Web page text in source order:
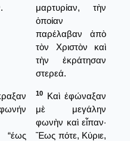
μαρτυρίαν, τὴν
ὁποίαν
παρέλαβαν ἀπὸ
τὸν Χριστὸν καὶ
τὴν ἐκράτησαν
στερεά.
“έως
10
Καὶ ἐφώναξαν
μὲ μεγάλην
φωνὴν καὶ εἶπαν·
Ἕως πότε, Κύριε,